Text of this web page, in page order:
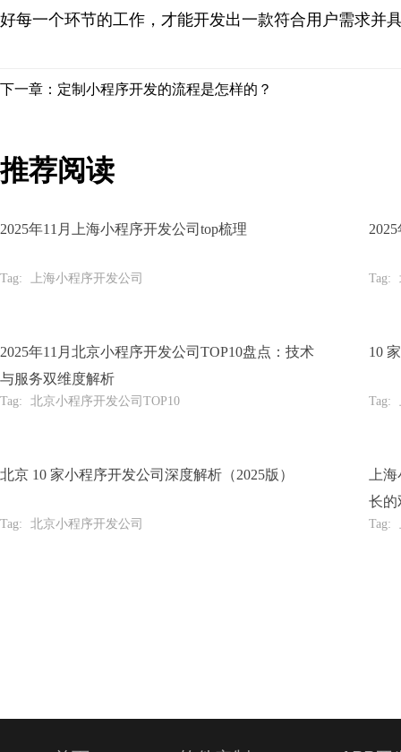
好每一个环节的工作，才能开发出一款符合用户需求并
下一章：定制小程序开发的流程是怎样的？
推荐阅读
2025年11月上海小程序开发公司top梳理
Tag: 上海小程序开发公司 Tag:
2025年11月北京小程序开发公司TOP10盘点：技术
与服务双维度解析
Tag: 北京小程序开发公司TOP10
10
Tag:
北京 10 家小程序开发公司深度解析（2025版）
Tag: 北京小程序开发公司
上
长的
Tag: